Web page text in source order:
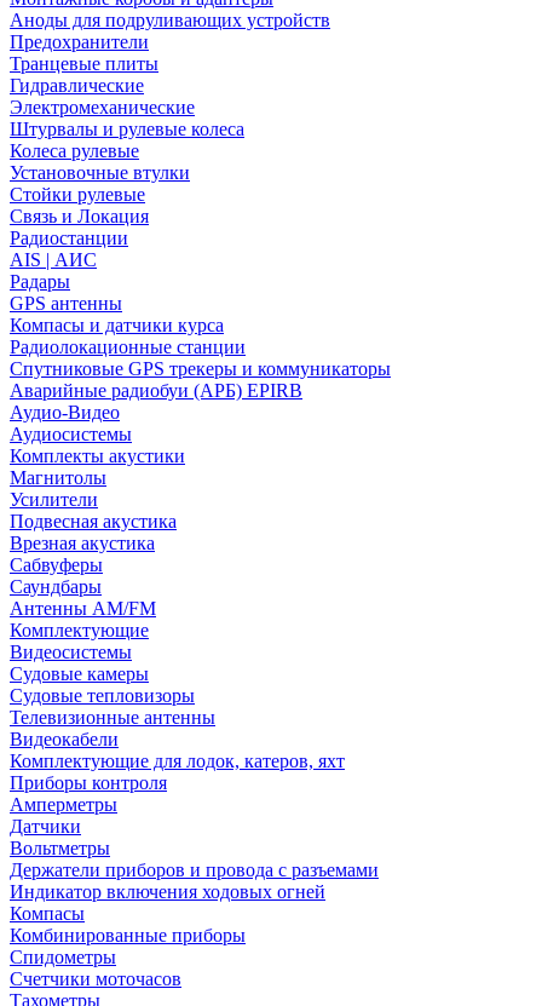
Аноды для подруливающих устройств
Предохранители
Транцевые плиты
Гидравлические
Электромеханические
Штурвалы и рулевые колеса
Колеса рулевые
Установочные втулки
Стойки рулевые
Связь и Локация
Радиостанции
AIS | АИС
Радары
GPS антенны
Компасы и датчики курса
Радиолокационные станции
Спутниковые GPS трекеры и коммуникаторы
Аварийные радиобуи (АРБ) EPIRB
Аудио-Видео
Аудиосистемы
Комплекты акустики
Магнитолы
Усилители
Подвесная акустика
Врезная акустика
Сабвуферы
Саундбары
Антенны AM/FM
Комплектующие
Видеосистемы
Судовые камеры
Cудовые тепловизоры
Телевизионные антенны
Видеокабели
Комплектующие для лодок, катеров, яхт
Приборы контроля
Амперметры
Датчики
Вольтметры
Держатели приборов и провода с разъемами
Индикатор включения ходовых огней
Компасы
Комбинированные приборы
Спидометры
Счетчики моточасов
Тахометры